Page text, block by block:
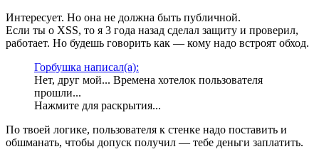
Интересует. Но она не должна быть публичной.
Если ты о XSS, то я 3 года назад сделал защиту и проверил,
работает. Но будешь говорить как — кому надо встроят обход.
Горбушка написал(а):
Нет, друг мой... Времена хотелок пользователя
прошли...
Нажмите для раскрытия...
По твоей логике, пользователя к стенке надо поставить и
обшманать, чтобы допуск получил — тебе деньги заплатить.